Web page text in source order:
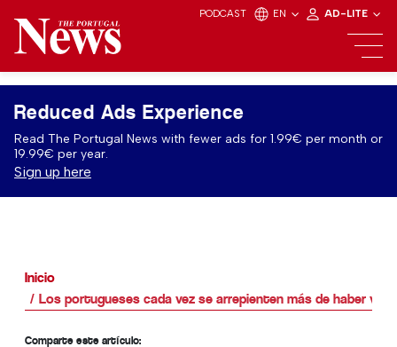
PODCAST EN AD-LITE
Reduced Ads Experience
Read The Portugal News with fewer ads for 1.99€ per month or
19.99€ per year.
Sign up here
Inicio
Los portugueses cada vez se arrepienten más de haber
Comparte este artículo: